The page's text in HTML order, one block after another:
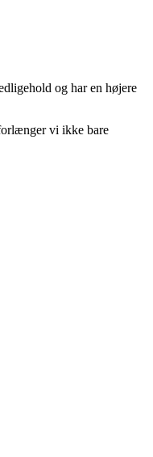
og har en højere
vi ikke bare